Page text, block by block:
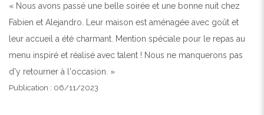
« Nous avons passé une belle soirée et une bonne nuit chez
Fabien et Alejandro. Leur maison est aménagée avec goût et
leur accueil a été charmant. Mention spéciale pour le repas au
menu inspiré et réalisé avec talent ! Nous ne manquerons pas
d'y retourner à l'occasion. »
Publication : 06/11/2023